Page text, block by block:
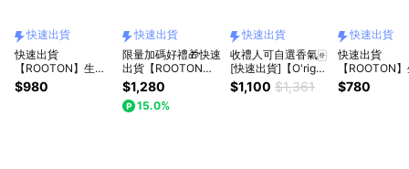
快速出貨
快速出貨
【ROOTON】生日
快樂！甦活植萃髮根
噴霧150ml+甦活植
$980
快速出貨
限量加碼好禮🎁快速
出貨【ROOTON】
生日快樂！植萃髮根
噴霧150ml+植萃洗
髮精200ml+奇蹟復
$1,280
15.0%
快速出貨
收禮人可自選香氣🀅
[快速出貨]【O'right
歐萊德】龍華富貴｜
全系列洗髮精
$1,100 $1,361
快速出貨
快速出貨
【ROOTON
快樂！甦活植
精200ml+喚
$780